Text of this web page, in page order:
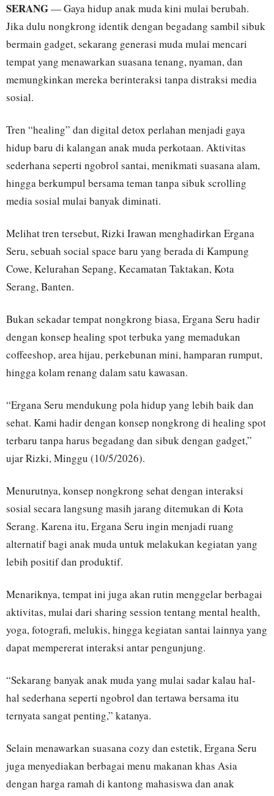
SERANG— Gaya hidup anak muda kini mulai berubah.
Jika dulu nongkrong identik dengan begadang sambil sibuk
bermain gadget, sekarang generasi muda mulai mencari
tempat yang menawarkan suasana tenang, nyaman, dan
memungkinkan mereka berinteraksi tanpa distraksi media
sosial.
Tren “healing” dan digital detox perlahan menjadi gaya
hidup baru di kalangan anak muda perkotaan. Aktivitas
sederhana seperti ngobrol santai, menikmati suasana alam,
hingga berkumpul bersama teman tanpa sibuk scrolling
media sosial mulai banyak diminati.
Melihat tren tersebut, Rizki Irawan menghadirkan Ergana
Seru, sebuah social space baru yang berada di Kampung
Cowe, Kelurahan Sepang, Kecamatan Taktakan, Kota
Serang, Banten.
Bukan sekadar tempat nongkrong biasa, Ergana Seru hadir
dengan konsep healing spot terbuka yang memadukan
coffeeshop, area hijau, perkebunan mini, hamparan rumput,
hingga kolam renang dalam satu kawasan.
“Ergana Seru mendukung pola hidup yang lebih baik dan
sehat. Kami hadir dengan konsep nongkrong di healing spot
terbaru tanpa harus begadang dan sibuk dengan gadget,”
ujar Rizki, Minggu (10/5/2026).
Menurutnya, konsep nongkrong sehat dengan interaksi
sosial secara langsung masih jarang ditemukan di Kota
Serang. Karena itu, Ergana Seru ingin menjadi ruang
alternatif bagi anak muda untuk melakukan kegiatan yang
lebih positif dan produktif.
Menariknya, tempat ini juga akan rutin menggelar berbagai
aktivitas, mulai dari sharing session tentang mental health,
yoga, fotografi, melukis, hingga kegiatan santai lainnya yang
dapat mempererat interaksi antar pengunjung.
“Sekarang banyak anak muda yang mulai sadar kalau hal-
hal sederhana seperti ngobrol dan tertawa bersama itu
ternyata sangat penting,” katanya.
Selain menawarkan suasana cozy dan estetik, Ergana Seru
juga menyediakan berbagai menu makanan khas Asia
dengan harga ramah di kantong mahasiswa dan anak